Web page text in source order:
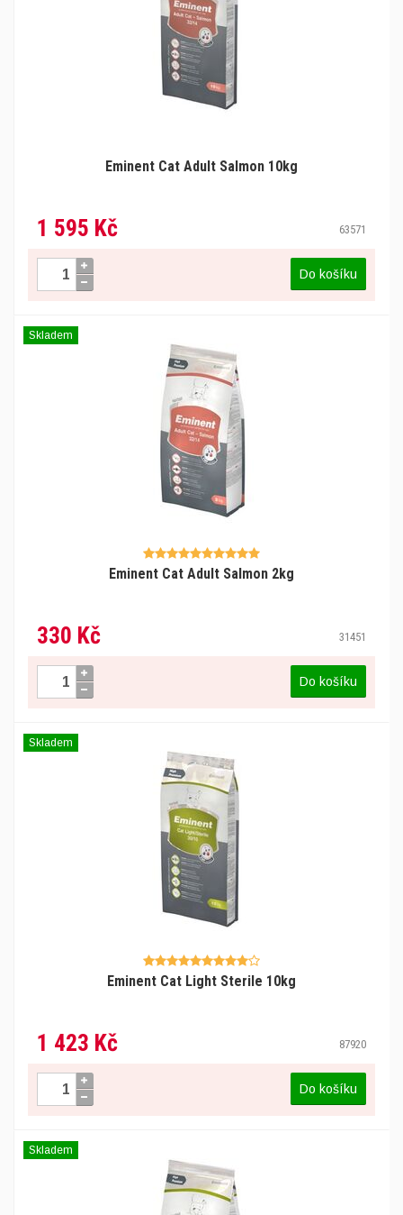
Eminent Cat Adult Salmon 10kg
1 595 Kč 63571
Do košíku
Eminent Cat Adult Salmon 2kg
330 Kč 31451
Skladem
Do košíku
Eminent Cat Light Sterile 10kg
1 423 Kč 87920
Skladem
Do košíku
Skladem